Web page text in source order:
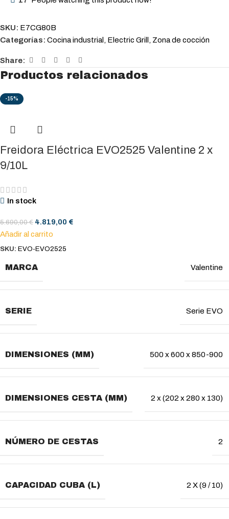
SKU: E7CG80B
Categorías: Cocina industrial , Electric Grill , Zona de cocción
Share:
Productos relacionados
-15%
Freidora Eléctrica EVO2525 Valentine 2 x
9/10L
In stock
5.690,00€ 4.819,00 €
Añadir al carrito
SKU: EVO-EVO2525
MARCA Valentine
SERIE Serie EVO
DIMENSIONES (MM) 500 x 600 x 850-900
DIMENSIONES CESTA (MM) 2 x (202 x 280 x 130)
NÚMERO DE CESTAS 2
CAPACIDAD CUBA (L) 2 X (9 / 10)